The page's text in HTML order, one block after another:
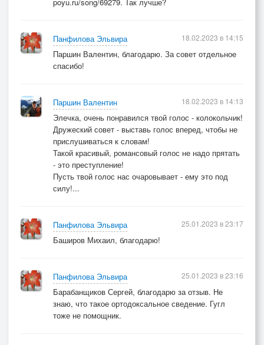
Панфилова Эльвира
Паршин Валентин, благодарю. За совет отдельное
спасибо!
18.02.2023 в 14:15
Паршин Валентин
Элечка, очень понравился твой голос - колокольчик!
Дружеский совет - выставь голос вперед, чтобы не
прислушиваться к словам!
Такой красивый, романсовый голос не надо прятать
- это преступление!
Пусть твой голос нас очаровывает - ему это под
силу!...
18.02.2023 в 14:13
Панфилова Эльвира
Баширов Михаил, благодарю!
25.01.2023 в 23:17
Панфилова Эльвира
Барабанщиков Сергей, благодарю за отзыв. Не
знаю, что такое ортодоксальное сведение. Гугл
тоже не помощник.
25.01.2023 в 23:16